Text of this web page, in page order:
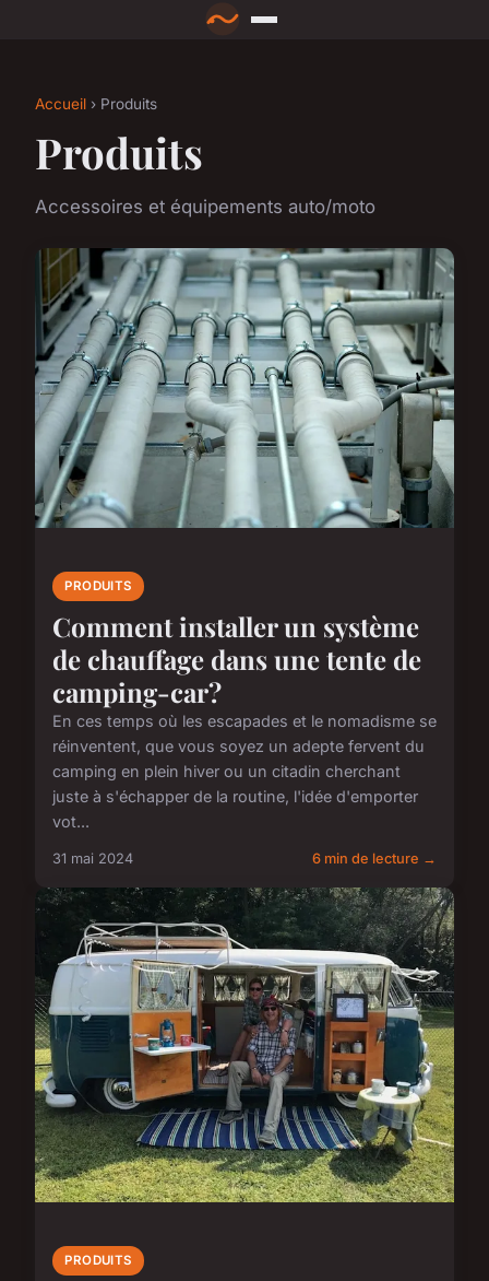
Accueil › Produits
Produits
Accessoires et équipements auto/moto
PRODUITS
Comment installer un système
de chauffage dans une tente de
camping-car?
En ces temps où les escapades et le nomadisme se
réinventent, que vous soyez un adepte fervent du
camping en plein hiver ou un citadin cherchant
juste à s'échapper de la routine, l'idée d'emporter
vot...
31 mai 2024 6 min de lecture →
PRODUITS